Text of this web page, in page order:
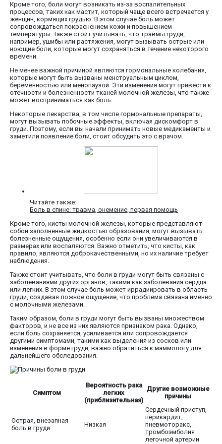
Кроме того, боли могут возникать из-за воспалительных
процессов, таких как мастит, который чаще всего встречается у
женщин, кормящих грудью. В этом случае боль может
сопровождаться покраснением кожи и повышением
температуры. Также стоит учитывать, что травмы груди,
например, ушибы или растяжения, могут вызывать острые или
ноющие боли, которые могут сохраняться в течение некоторого
времени.
Не менее важной причиной являются гормональные колебания,
которые могут быть вызваны менструальным циклом,
беременностью или менопаузой. Эти изменения могут привести к
отечности и болезненности тканей молочной железы, что также
может восприниматься как боль.
Некоторые лекарства, в том числе гормональные препараты,
могут вызывать побочные эффекты, включая дискомфорт в
груди. Поэтому, если вы начали принимать новые медикаменты и
заметили появление боли, стоит обсудить это с врачом.
Читайте также:
Боль в спине: травма, онемение, первая помощь
Кроме того, кисты молочной железы, которые представляют
собой заполненные жидкостью образования, могут вызывать
болезненные ощущения, особенно если они увеличиваются в
размерах или воспаляются. Важно отметить, что кисты, как
правило, являются доброкачественными, но их наличие требует
наблюдения.
Также стоит учитывать, что боли в груди могут быть связаны с
заболеваниями других органов, такими как заболевания сердца
или легких. В этом случае боль может иррадиировать в область
груди, создавая ложное ощущение, что проблема связана именно
с молочными железами.
Таким образом, боли в груди могут быть вызваны множеством
факторов, и не все из них являются признаком рака. Однако,
если боль сохраняется, усиливается или сопровождается
другими симптомами, такими как выделения из сосков или
изменения в форме груди, важно обратиться к маммологу для
дальнейшего обследования.
Симптом
Вероятность рака
легких
(приблизительная)
Другие возможные
причины
Острая, внезапная
боль в груди
Низкая
Сердечный приступ,
перикардит,
пневмоторакс,
тромбоэмболия
легочной артерии